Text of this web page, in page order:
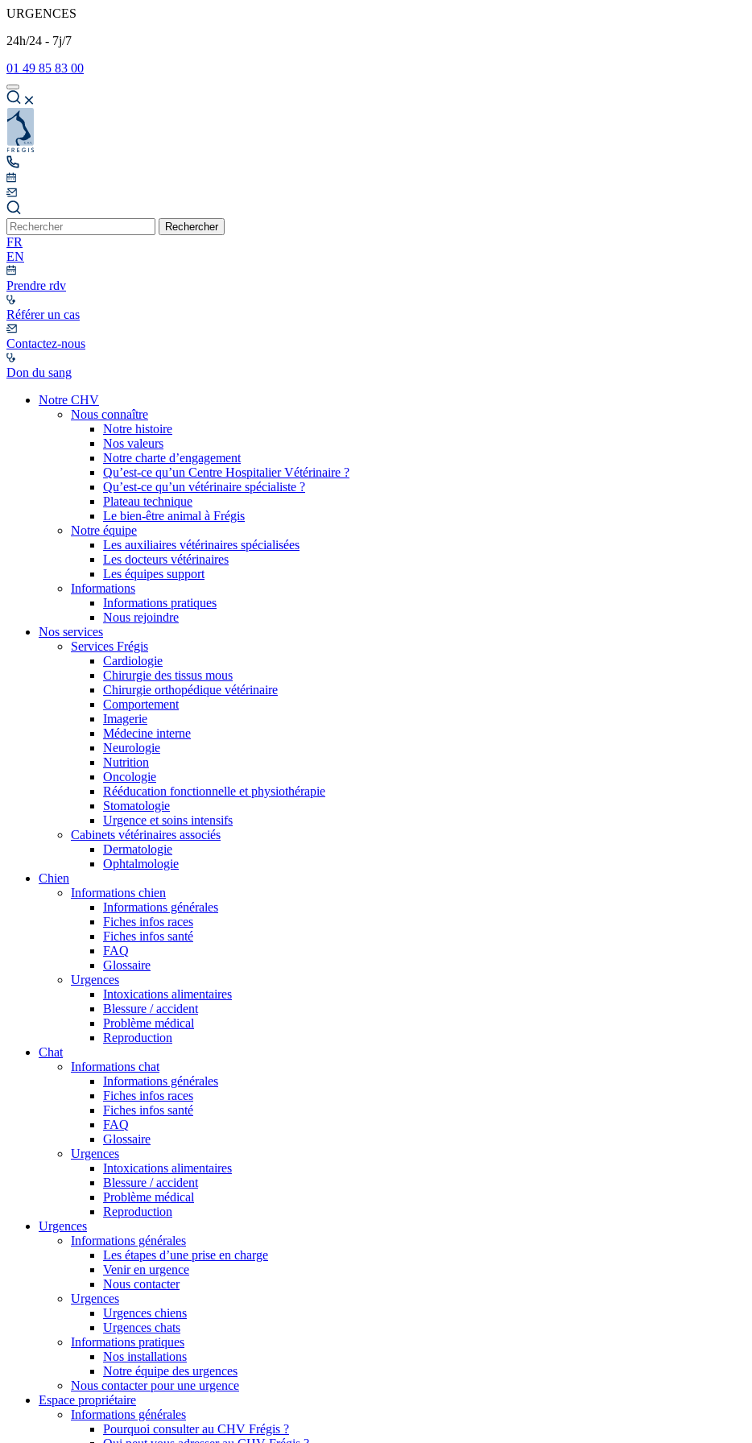
URGENCES
24h/24 - 7j/7
01 49 85 83 00
Rechercher
FR
EN
Prendre rdv
Référer un cas
Contactez-nous
Don du sang
Notre CHV
Nous connaître
Notre histoire
Nos valeurs
Notre charte d’engagement
Qu’est-ce qu’un Centre Hospitalier Vétérinaire ?
Qu’est-ce qu’un vétérinaire spécialiste ?
Plateau technique
Le bien-être animal à Frégis
Notre équipe
Les auxiliaires vétérinaires spécialisées
Les docteurs vétérinaires
Les équipes support
Informations
Informations pratiques
Nous rejoindre
Nos services
Services Frégis
Cardiologie
Chirurgie des tissus mous
Chirurgie orthopédique vétérinaire
Comportement
Imagerie
Médecine interne
Neurologie
Nutrition
Oncologie
Rééducation fonctionnelle et physiothérapie
Stomatologie
Urgence et soins intensifs
Cabinets vétérinaires associés
Dermatologie
Ophtalmologie
Chien
Informations chien
Informations générales
Fiches infos races
Fiches infos santé
FAQ
Glossaire
Urgences
Intoxications alimentaires
Blessure / accident
Problème médical
Reproduction
Chat
Informations chat
Informations générales
Fiches infos races
Fiches infos santé
FAQ
Glossaire
Urgences
Intoxications alimentaires
Blessure / accident
Problème médical
Reproduction
Urgences
Informations générales
Les étapes d’une prise en charge
Venir en urgence
Nous contacter
Urgences
Urgences chiens
Urgences chats
Informations pratiques
Nos installations
Notre équipe des urgences
Nous contacter pour une urgence
Espace propriétaire
Informations générales
Pourquoi consulter au CHV Frégis ?